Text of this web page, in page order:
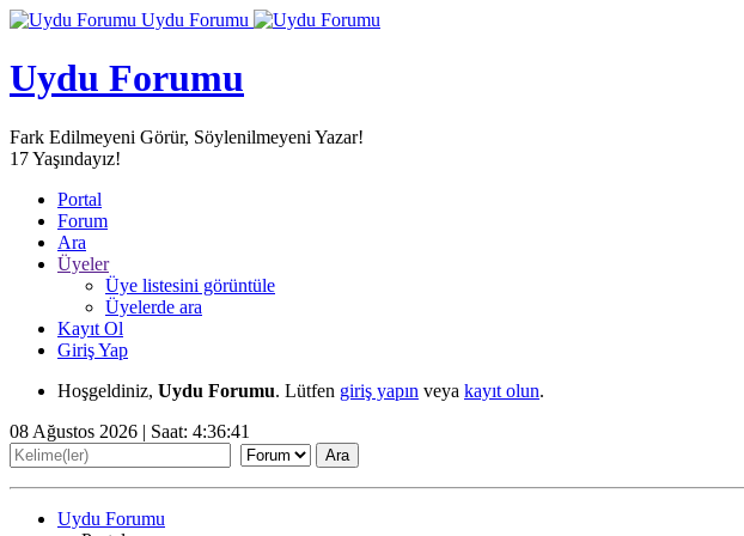
Uydu Forumu
Uydu Forumu
Fark Edilmeyeni Görür, Söylenilmeyeni Yazar!
17Yaşındayız!
Portal
Forum
Ara
Üyeler
Üye listesini görüntüle
Üyelerde ara
Kayıt Ol
Giriş Yap
Hoşgeldiniz, Uydu Forumu. Lütfen giriş yapın veya kayıt olun.
08 Ağustos 2026 | Saat: 4:36:44
Uydu Forumu